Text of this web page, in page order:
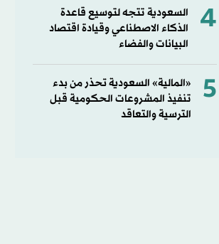
4
السعودية تتجه لتوسيع قاعدة
الذكاء الاصطناعي وقيادة اقتصاد
البيانات والفضاء
5
«المالية» السعودية تحذر من بدء
تنفيذ المشروعات الحكومية قبل
الترسية والتعاقد